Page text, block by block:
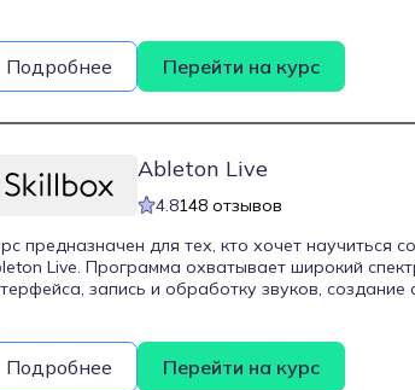
экспорт треков с нужными настройками для
материалы по использованию
аранжировки и продвигать треки с
Подробнее Перейти на курс
Ableton Live
4.8148 отзывов
предназначен для тех, кто хочет научиться
Live. Программа охватывает широкий
запись и обработку звуков,
экспорт треков с нужными настройками для
материалы по использованию
Подробнее Перейти на курс